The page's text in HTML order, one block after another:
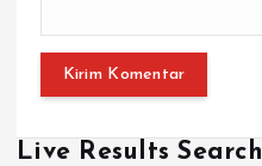
Live Results Search